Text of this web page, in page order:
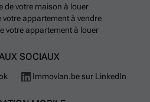
de votre maison à louer
appartement à vendre
votre appartement à louer
SOCIAUX
Immovlan.be sur LinkedIn